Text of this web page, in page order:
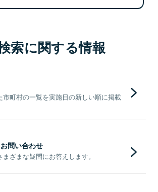
索に関する情報
市町村の一覧を実施日の新しい順に掲載
問い合わせ
ざまな疑問にお答えします。